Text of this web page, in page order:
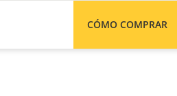
CÓMO COMPRAR